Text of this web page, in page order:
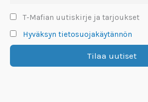
T-Mafian uutiskirje ja tarjoukset
Hyväksyn tietosuojakäytännön